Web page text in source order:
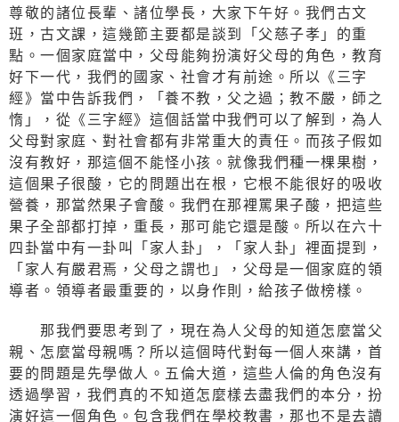
尊敬的諸位長輩、諸位學長，大家下午好。我們古文
班，古文課，這幾節主要都是談到「父慈子孝」的重
點。一個家庭當中，父母能夠扮演好父母的角色，教育
好下一代，我們的國家、社會才有前途。所以《三字
經》當中告訴我們，「養不教，父之過；教不嚴，師之
惰」，從《三字經》這個話當中我們可以了解到，為人
父母對家庭、對社會都有非常重大的責任。而孩子假如
沒有教好，那這個不能怪小孩。就像我們種一棵果樹，
這個果子很酸，它的問題出在根，它根不能很好的吸收
營養，那當然果子會酸。我們在那裡罵果子酸，把這些
果子全部都打掉，重長，那可能它還是酸。所以在六十
四卦當中有一卦叫「家人卦」，「家人卦」裡面提到，
「家人有嚴君焉，父母之謂也」，父母是一個家庭的領
導者。領導者最重要的，以身作則，給孩子做榜樣。
那我們要思考到了，現在為人父母的知道怎麼當父
親、怎麼當母親嗎？所以這個時代對每一個人來講，首
要的問題是先學做人。五倫大道，這些人倫的角色沒有
透過學習，我們真的不知道怎麼樣去盡我們的本分，扮
演好這一個角色。包含我們在學校教書，那也不是去讀